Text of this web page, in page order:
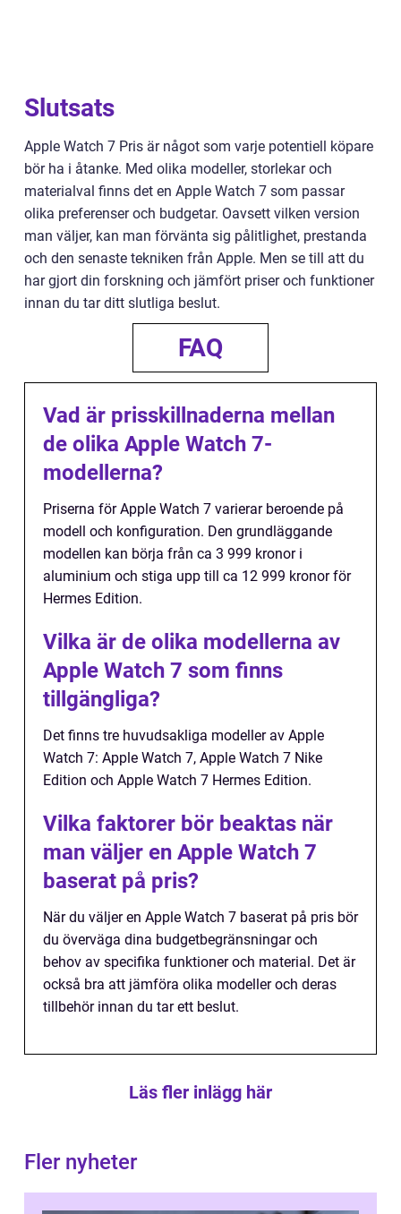
Slutsats
Apple Watch 7 Pris är något som varje potentiell köpare
bör ha i åtanke. Med olika modeller, storlekar och
materialval finns det en Apple Watch 7 som passar
olika preferenser och budgetar. Oavsett vilken version
man väljer, kan man förvänta sig pålitlighet, prestanda
och den senaste tekniken från Apple. Men se till att du
har gjort din forskning och jämfört priser och funktioner
innan du tar ditt slutliga beslut.
FAQ
Vad är prisskillnaderna mellan
de olika Apple Watch 7-
modellerna?
Priserna för Apple Watch 7 varierar beroende på
modell och konfiguration. Den grundläggande
modellen kan börja från ca 3 999 kronor i
aluminium och stiga upp till ca 12 999 kronor för
Hermes Edition.
Vilka är de olika modellerna av
Apple Watch 7 som finns
tillgängliga?
Det finns tre huvudsakliga modeller av Apple
Watch 7: Apple Watch 7, Apple Watch 7 Nike
Edition och Apple Watch 7 Hermes Edition.
Vilka faktorer bör beaktas när
man väljer en Apple Watch 7
baserat på pris?
När du väljer en Apple Watch 7 baserat på pris bör
du överväga dina budgetbegränsningar och
behov av specifika funktioner och material. Det är
också bra att jämföra olika modeller och deras
tillbehör innan du tar ett beslut.
Läs fler inlägg här
Fler nyheter